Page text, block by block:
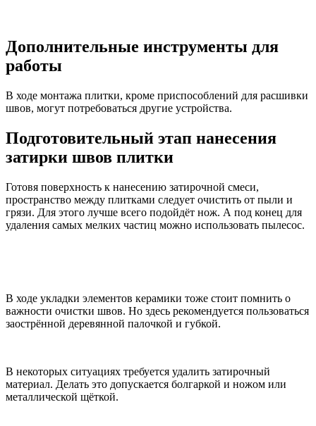
Дополнительные инструменты для
работы
В ходе монтажа плитки, кроме приспособлений для расшивки
швов, могут потребоваться другие устройства.
Подготовительный этап нанесения
затирки швов плитки
Готовя поверхность к нанесению затирочной смеси,
пространство между плитками следует очистить от пыли и
грязи. Для этого лучше всего подойдёт нож. А под конец для
удаления самых мелких частиц можно использовать пылесос.
В ходе укладки элементов керамики тоже стоит помнить о
важности очистки швов. Но здесь рекомендуется пользоваться
заострённой деревянной палочкой и губкой.
В некоторых ситуациях требуется удалить затирочный
материал. Делать это допускается болгаркой и ножом или
металлической щёткой.